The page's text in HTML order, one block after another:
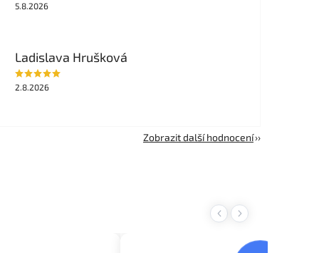
5.8.2026
Ladislava Hrušková
2.8.2026
Zobrazit další hodnocení
Previous
Next